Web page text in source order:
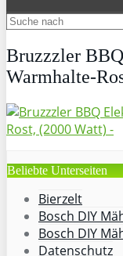
Bruzzzler
Warmhalte-
Beliebte Unterseiten
Bierzelt
Bosch DIY
Bosch DIY
Datenschutz